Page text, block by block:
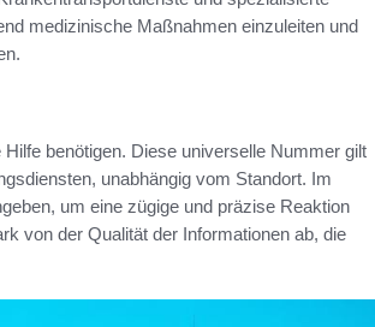
medizinische Maßnahmen einzuleiten und
benötigen. Diese universelle Nummer gilt
unabhängig vom Standort. Im
um eine zügige und präzise Reaktion
von der Qualität der Informationen ab, die